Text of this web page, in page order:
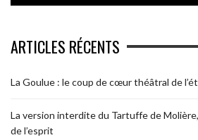
ARTICLES RÉCENTS
La Goulue : le coup de cœur théâtral de
La version interdite du Tartuffe de
de l’esprit